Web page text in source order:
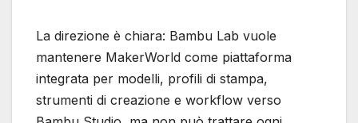
La direzione è chiara: Bambu Lab vuole
mantenere MakerWorld come piattaforma
integrata per modelli, profili di stampa,
strumenti di creazione e workflow verso